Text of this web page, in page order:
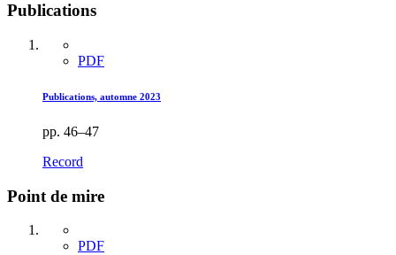
Publications
PDF
Publications, automne 2023
pp. 46–47
Record
Point de mire
PDF